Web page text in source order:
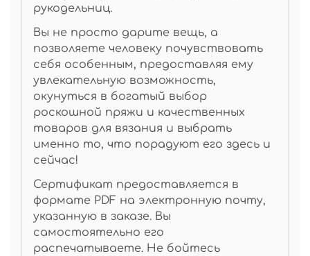
рукодельниц.
Вы не просто дарите вещь, а
позволяете человеку почувствовать
себя особенным, предоставляя ему
увлекательную возможность,
окунуться в богатый выбор
роскошной пряжи и качественных
товаров для вязания и выбрать
именно то, что порадуют его здесь и
сейчас!
Сертификат предоставляется в
формате PDF на электронную почту,
указанную в заказе. Вы
самостоятельно его
распечатываете. Не бойтесь